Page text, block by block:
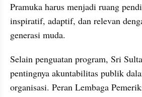
Pramuka harus menjadi ruang
inspiratif, adaptif, dan relevan
generasi muda.
Selain penguatan program, Sri
pentingnya akuntabilitas publik
organisasi. Peran Lembaga